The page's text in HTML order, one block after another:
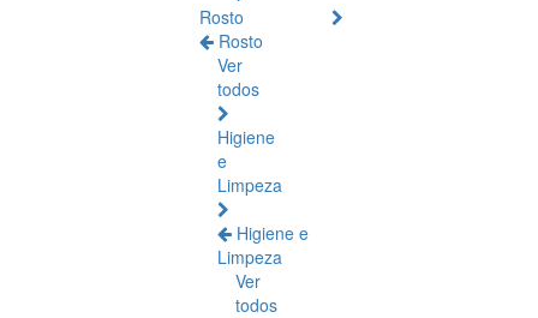
Rosto
Rosto
Ver
todos
Higiene
e
Limpeza
Higiene e
Limpeza
Ver
todos